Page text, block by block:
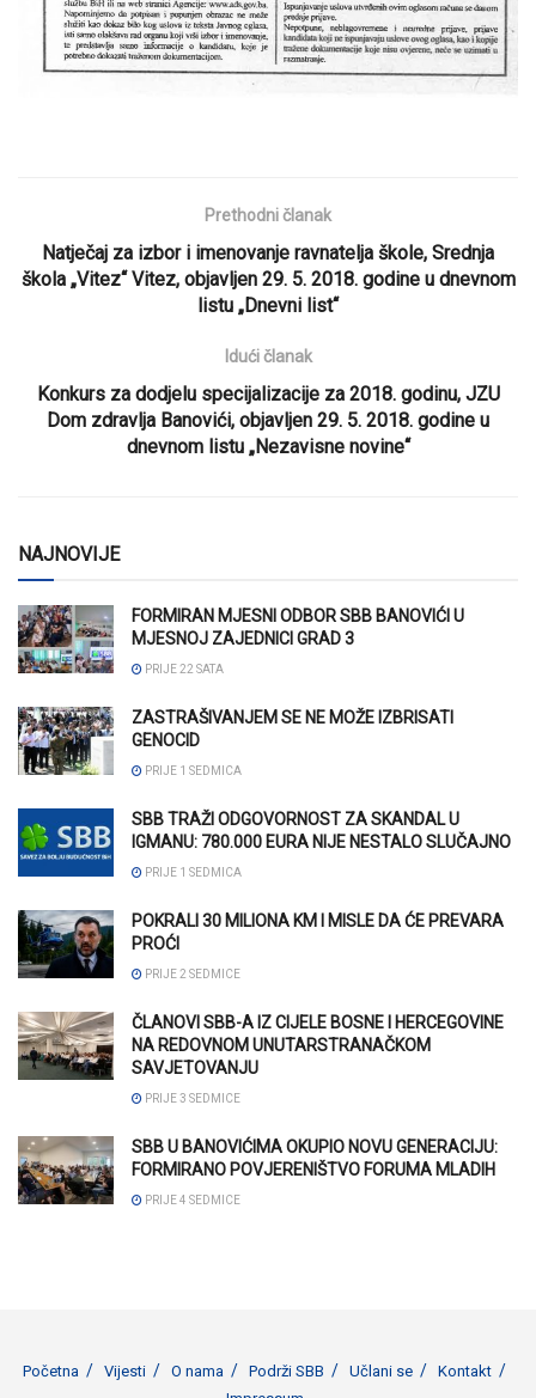
Prethodni članak
Natječaj za izbor i imenovanje ravnatelja škole, Srednja
škola „Vitez“ Vitez, objavljen 29. 5. 2018. godine u dnevnom
listu „Dnevni list“
Idući članak
Konkurs za dodjelu specijalizacije za 2018. godinu, JZU
Dom zdravlja Banovići, objavljen 29. 5. 2018. godine u
dnevnom listu „Nezavisne novine“
NAJNOVIJE
FORMIRAN MJESNI ODBOR SBB BANOVIĆI U
MJESNOJ ZAJEDNICI GRAD 3
PRIJE 22 SATA
ZASTRAŠIVANJEM SE NE MOŽE IZBRISATI
GENOCID
PRIJE 1 SEDMICA
SBB TRAŽI ODGOVORNOST ZA SKANDAL U
IGMANU: 780.000 EURA NIJE NESTALO SLUČAJNO
PRIJE 1 SEDMICA
POKRALI 30 MILIONA KM I MISLE DA ĆE PREVARA
PROĆI
PRIJE 2 SEDMICE
ČLANOVI SBB-A IZ CIJELE BOSNE I HERCEGOVINE
NA REDOVNOM UNUTARSTRANAČKOM
SAVJETOVANJU
PRIJE 3 SEDMICE
SBB U BANOVIĆIMA OKUPIO NOVU GENERACIJU:
FORMIRANO POVJERENIŠTVO FORUMA MLADIH
PRIJE 4 SEDMICE
Početna Vijesti O nama Podrži SBB Učlani se
Kontakt